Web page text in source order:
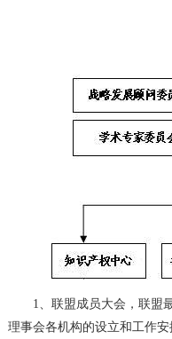
1、联盟成员大会，联盟
理事会各机构的设立和工作